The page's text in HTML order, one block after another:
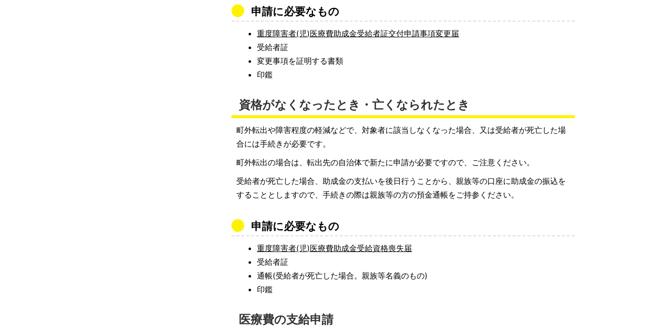
申請に必要なもの
重度障害者(児)医療費助成金受給者証交付申請事項変更届
受給者証
変更事項を証明する書類
印鑑
資格がなくなったとき・亡くなられたとき
町外転出や障害程度の軽減などで、対象者に該当しなくなった場合、又は受給者が死亡した場
合には手続きが必要です。
町外転出の場合は、転出先の自治体で新たに申請が必要ですので、ご注意ください。
受給者が死亡した場合、助成金の支払いを後日行うことから、親族等の口座に助成金の振込を
することとしますので、手続きの際は親族等の方の預金通帳をご持参ください。
申請に必要なもの
重度障害者(児)医療費助成金受給資格喪失届
受給者証
通帳(受給者が死亡した場合。親族等名義のもの)
印鑑
医療費の支給申請